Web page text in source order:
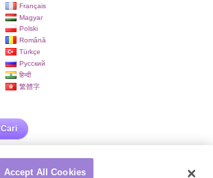
Français
Magyar
Polski
Română
Türkçe
Русский
हिन्दी
繁體字
Cari
Accept All Cookies